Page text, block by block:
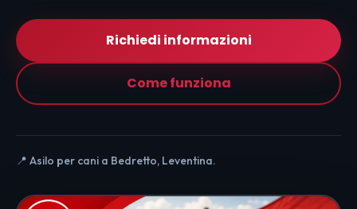
Richiedi informazioni
Come funziona
📍 Asilo per cani a Bedretto, Leventina.